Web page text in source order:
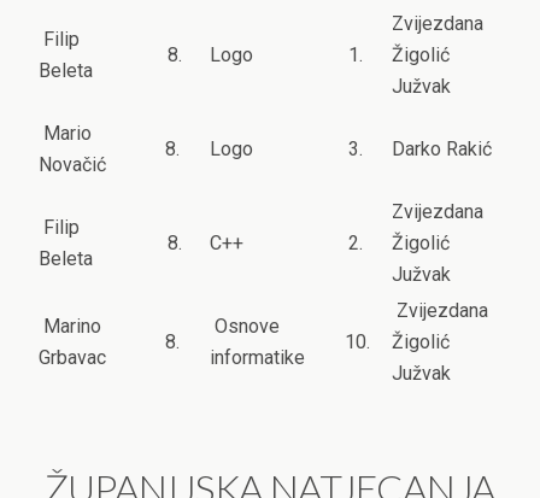
Filip
Beleta
8. Logo 1.
Zvijezdana
Žigolić
Južvak
Mario
Novačić
8. Logo 3. Darko Rakić
Filip
Beleta
8. C++ 2.
Zvijezdana
Žigolić
Južvak
Marino
Grbavac
8.
Osnove
informatike
10.
Zvijezdana
Žigolić
Južvak
ŽUPANIJSKA NATJECANJA